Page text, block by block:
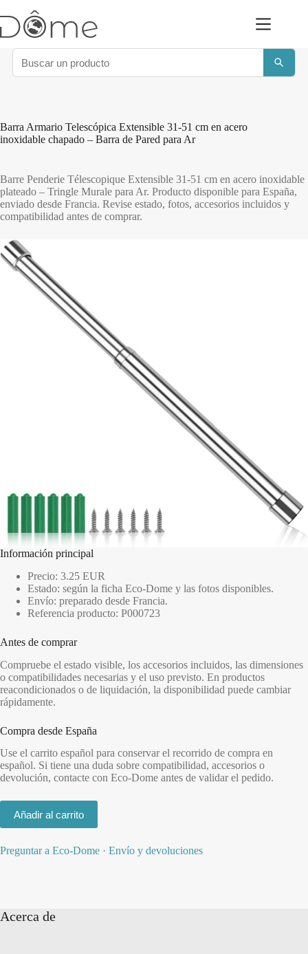
al
contenido
Barra Armario Telescópica Extensible 31-51 cm en acero
inoxidable chapado – Barra de Pared para Ar
Barre Penderie Télescopique Extensible 31-51 cm en acero inoxidable
plateado – Tringle Murale para Ar. Producto disponible para España,
enviado desde Francia. Revise estado, fotos, accesorios incluidos y
compatibilidad antes de comprar.
Información principal
Precio: 3.25 EUR
Estado: según la ficha Eco-Dome y las fotos disponibles.
Envío: preparado desde Francia.
Referencia producto: P000723
Antes de comprar
Compruebe el estado visible, los accesorios incluidos, las dimensiones
o compatibilidades necesarias y el uso previsto. En productos
reacondicionados o de liquidación, la disponibilidad puede cambiar
rápidamente.
Compra desde España
Use el carrito español para conservar el recorrido de compra en
español. Si tiene una duda sobre compatibilidad, accesorios o
devolución, contacte con Eco-Dome antes de validar el pedido.
Añadir al carrito
Preguntar a Eco-Dome · Envío y devoluciones
Acerca de